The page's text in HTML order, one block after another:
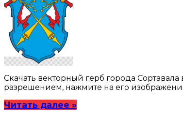
Скачать векторный герб города
разрешением, нажмите на его
Читать далее »